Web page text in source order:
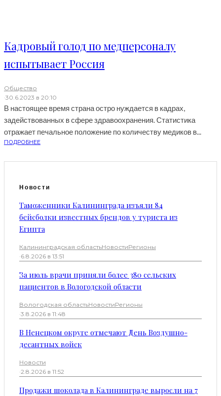
Кадровый голод по медперсоналу
испытывает Россия
Общество
·30.6.2023 в 20:10
В настоящее время страна остро нуждается в кадрах,
задействованных в сфере здравоохранения. Статистика
отражает печальное положение по количеству медиков в...
ПОДРОБНЕЕ
Новости
Таможенники Калининграда изъяли 84
бейсболки известных брендов у туриста из
Египта
Калининградская областьНовостиРегионы
·6.8.2026 в 13:51
За июль врачи приняли более 380 сельских
пациентов в Вологодской области
Вологодская областьНовостиРегионы
·3.8.2026 в 11:48
В Ненецком округе отмечают День Воздушно-
десантных войск
Новости
·2.8.2026 в 11:52
Продажи шоколада в Калининграде выросли на 7